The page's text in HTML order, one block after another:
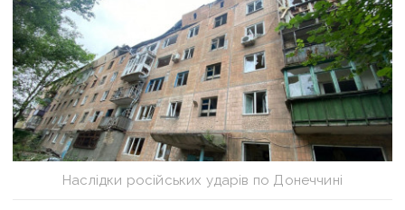
Наслідки російських ударів по Донеччині